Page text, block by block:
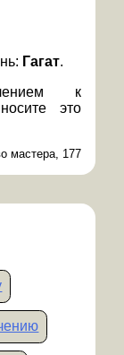
Гагат.
к
это
мастера, 177